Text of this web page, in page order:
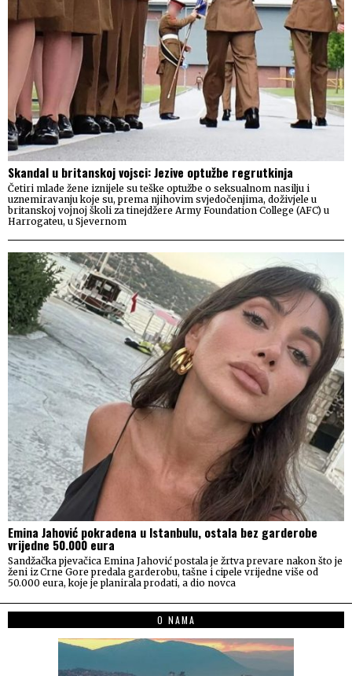
Skandal u britanskoj vojsci: Jezive optužbe regrutkinja
Četiri mlade žene iznijele su teške optužbe o seksualnom nasilju i
uznemiravanju koje su, prema njihovim svjedočenjima, doživjele u
britanskoj vojnoj školi za tinejdžere Army Foundation College (AFC) u
Harrogateu, u Sjevernom
Emina Jahović pokradena u Istanbulu, ostala bez garderobe
vrijedne 50.000 eura
Sandžačka pjevačica Emina Jahović postala je žrtva prevare nakon što je
ženi iz Crne Gore predala garderobu, tašne i cipele vrijedne više od
50.000 eura, koje je planirala prodati, a dio novca
O NAMA